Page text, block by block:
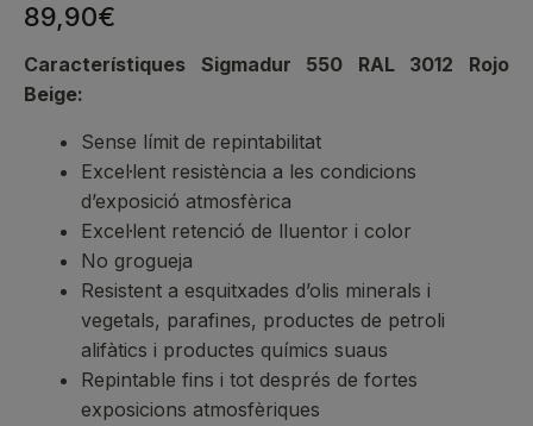
89,90€
Característiques Sigmadur 550 RAL 3012 Rojo
Beige:
Sense límit de repintabilitat
Excel·lent resistència a les condicions
d’exposició atmosfèrica
Excel·lent retenció de lluentor i color
No grogueja
Resistent a esquitxades d’olis minerals i
vegetals, parafines, productes de petroli
alifàtics i productes químics suaus
Repintable fins i tot després de fortes
exposicions atmosfèriques